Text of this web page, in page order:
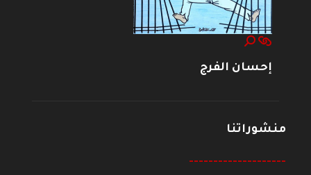
إحسان الفرج
منشوراتنا
--------------------